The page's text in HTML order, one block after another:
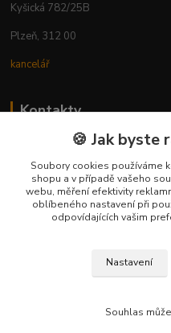
Kyšická 782/25B
Plzeň, 312 00
kancelář
Kontakty
Ing. Michal Vaněk
+420 603
(Po-Pá, 10-17 hod.)
info@vyhodnynakup.eu
🍪 Jak byste
Soubory cookies používáme
shopu a v případě vašeho
webu, měření efektivity
oblíbeného nastavení při
odpovídajících vašim
Nastavení
Souhlas